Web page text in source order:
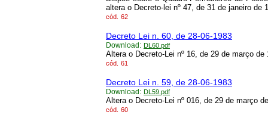
altera o Decreto-lei nº 47, de 31 de janeiro de
cód. 62
Decreto Lei n. 60, de 28-06-1983
Download: DL60.pdf
Altera o Decreto-Lei nº 16, de 29 de março
cód. 61
Decreto Lei n. 59, de 28-06-1983
Download: DL59.pdf
Altera o Decreto-Lei nº 016, de 29 de março
cód. 60